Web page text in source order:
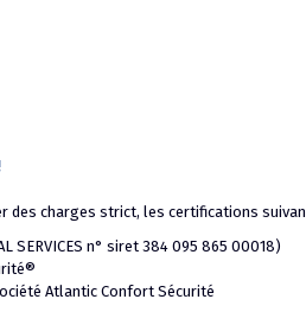
des charges strict, les certifications
SERVICES n° siret 384 095 865 00018)
Atlantic Confort Sécurité